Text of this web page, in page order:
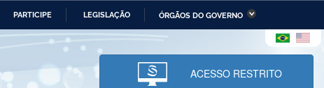
PARTICIPE LEGISLAÇÃO ÓRGÃOS DO GOVERNO
da Economia Ministério da Infraestrutura
Ministério da Ciência,
Tecnologia, Inovações e
Comunicações
ACESSO RESTRITO